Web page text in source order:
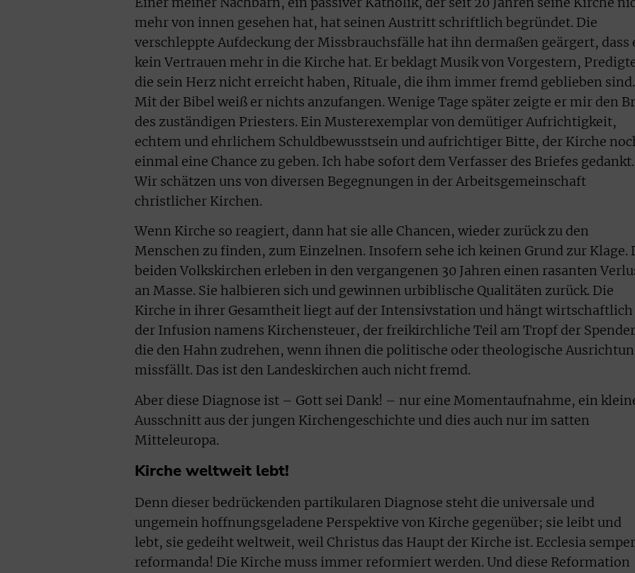
mehr von innen gesehen hat, hat seinen Austritt schriftlich begründet. Die
verschleppte Aufdeckung der Missbrauchsfälle hat ihn dermaßen geärgert, dass
kein Vertrauen mehr in die Kirche hat. Er beklagt Musik von Vorgestern,
die sein Herz nicht erreicht haben, Rituale, die ihm immer fremd geblieben sind.
Mit der Bibel weiß er nichts anzufangen. Wenige Tage später zeigte er mir den
des zuständigen Priesters. Ein Musterexemplar von demütiger Aufrichtigkeit,
echtem und ehrlichem Schuldbewusstsein und aufrichtiger Bitte, der Kirche
einmal eine Chance zu geben. Ich habe sofort dem Verfasser des Briefes gedankt.
Wir schätzen uns von diversen Begegnungen in der Arbeitsgemeinschaft
christlicher Kirchen.
Wenn Kirche so reagiert, dann hat sie alle Chancen, wieder zurück zu den
Menschen zu finden, zum Einzelnen. Insofern sehe ich keinen Grund zur Klage.
beiden Volkskirchen erleben in den vergangenen 30 Jahren einen rasanten
an Masse. Sie halbieren sich und gewinnen urbiblische Qualitäten zurück. Die
Kirche in ihrer Gesamtheit liegt auf der Intensivstation und hängt wirtschaftlich
der Infusion namens Kirchensteuer, der freikirchliche Teil am Tropf der
die den Hahn zudrehen, wenn ihnen die politische oder theologische
missfällt. Das ist den Landeskirchen auch nicht fremd.
Aber diese Diagnose ist – Gott sei Dank! – nur eine Momentaufnahme, ein
Ausschnitt aus der jungen Kirchengeschichte und dies auch nur im satten
Mitteleuropa.
Kirche weltweit lebt!
Denn dieser bedrückenden partikularen Diagnose steht die universale und
ungemein hoffnungsgeladene Perspektive von Kirche gegenüber; sie leibt und
lebt, sie gedeiht weltweit, weil Christus das Haupt der Kirche ist. Ecclesia semper
reformanda! Die Kirche muss immer reformiert werden. Und diese Reformation